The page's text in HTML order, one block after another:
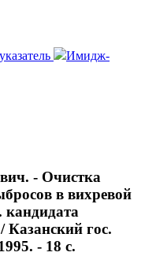
Имидж-
- Очистка
в вихревой
кандидата
Казанский гос.
- 18 с.